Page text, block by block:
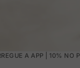
A APP | 10% NO